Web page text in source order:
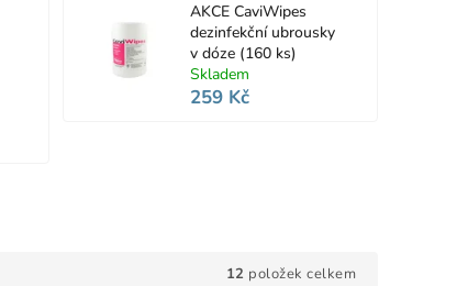
AKCE CaviWipes
dezinfekční ubrousky
v dóze (160 ks)
Skladem
259 Kč
12 položek celkem